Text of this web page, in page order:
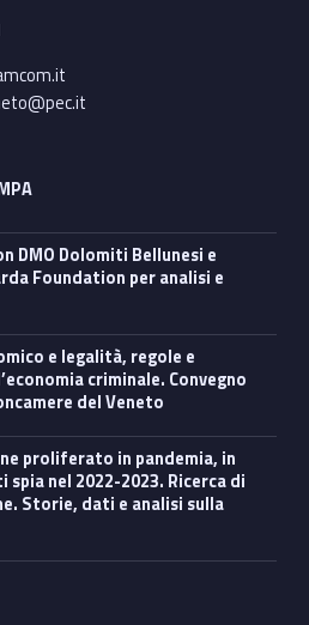
Foundation per analisi e
criminale. Convegno
del Veneto
nel 2022-2023. Ricerca di
Storie, dati e analisi sulla